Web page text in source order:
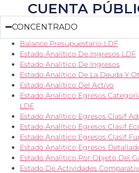
CUENTA
CONCENTRADO
Balance Presupuestario LDF
Estado Analítico De Ingresos LDF
Estado Analítico De Ingresos
Estado Analítico De La Deuda Y
Estado Analítico Del Activo
Estado Analítico Egresos
LDF
Estado Analítico Egresos Clasif
Estado Analítico Egresos Clasif
Estado Analítico Egresos Clasif
Estado Analítico Egresos
Estado Analítico Por Objeto Del
Estado De Actividades